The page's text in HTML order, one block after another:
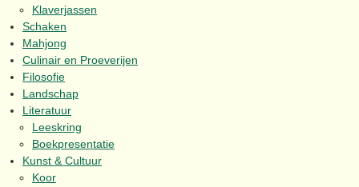
Klaverjassen
Schaken
Mahjong
Culinair en Proeverijen
Filosofie
Landschap
Literatuur
Leeskring
Boekpresentatie
Kunst & Cultuur
Koor